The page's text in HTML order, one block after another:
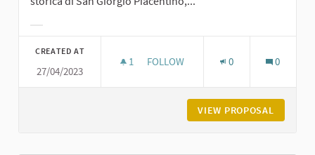
CREATED AT
27/04/2023
1 1 FOLLOWER
FOLLOW 0 0
VIEW PROPOSAL